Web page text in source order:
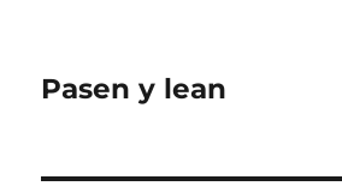
Pasen y lean